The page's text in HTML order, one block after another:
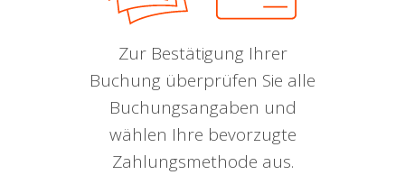
Zur Bestätigung Ihrer
Buchung überprüfen Sie alle
Buchungsangaben und
wählen Ihre bevorzugte
Zahlungsmethode aus.